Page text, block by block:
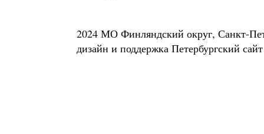
2024 МО Финляндский округ, Санкт-
дизайн и поддержка Петербургский сайт